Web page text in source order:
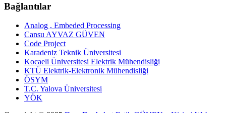
Bağlantılar
Analog , Embeded Processing
Cansu AYVAZ GÜVEN
Code Project
Karadeniz Teknik Üniversitesi
Kocaeli Üniversitesi Elektrik Mühendisliği
KTÜ Elektrik-Elektronik Mühendisliği
ÖSYM
T.C. Yalova Üniversitesi
YÖK